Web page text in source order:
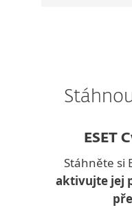
ESET
Stáhněte si
aktivujte jej